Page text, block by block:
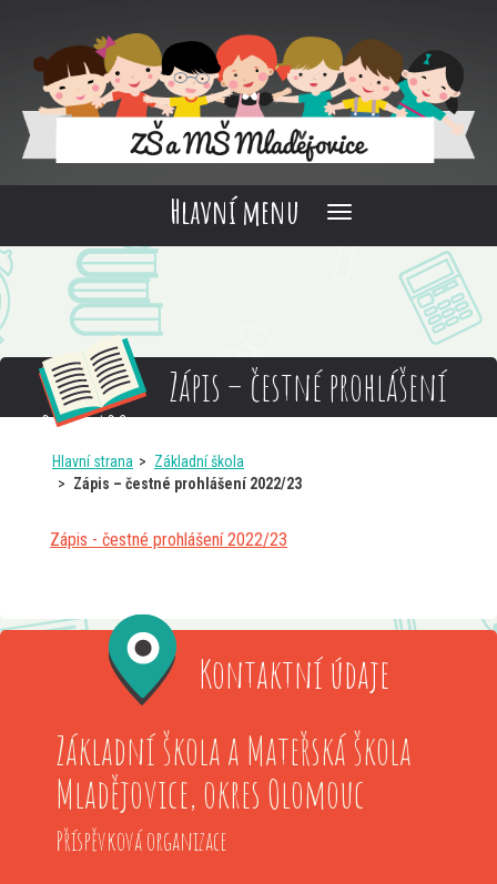
Hlavní menu
Zápis – čestné prohlášení
2022/23
Hlavní strana
Základní škola
Zápis – čestné prohlášení 2022/23
Zápis - čestné prohlášení 2022/23
Kontaktní údaje
Základní škola a Mateřská škola
Mladějovice, okres Olomouc
Příspěvková organizace